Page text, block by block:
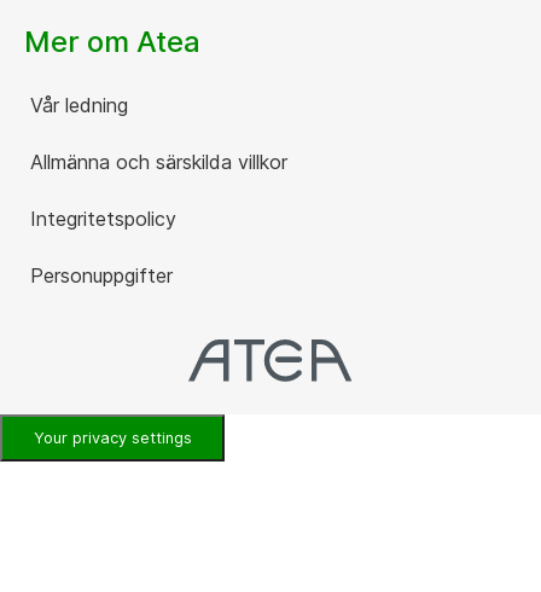
Mer om Atea
Vår ledning
Allmänna och särskilda villkor
Integritetspolicy
Personuppgifter
Your privacy settings